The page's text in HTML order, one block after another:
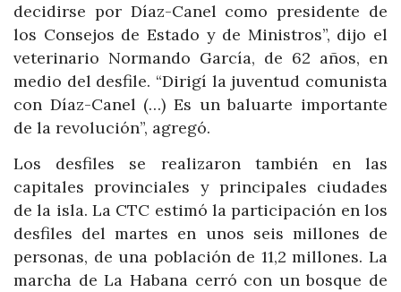
decidirse por Díaz-Canel como presidente de
los Consejos de Estado y de Ministros”, dijo el
veterinario Normando García, de 62 años, en
medio del desfile. “Dirigí la juventud comunista
con Díaz-Canel (…) Es un baluarte importante
de la revolución”, agregó.
Los desfiles se realizaron también en las
capitales provinciales y principales ciudades
de la isla. La CTC estimó la participación en los
desfiles del martes en unos seis millones de
personas, de una población de 11,2 millones. La
marcha de La Habana cerró con un bosque de